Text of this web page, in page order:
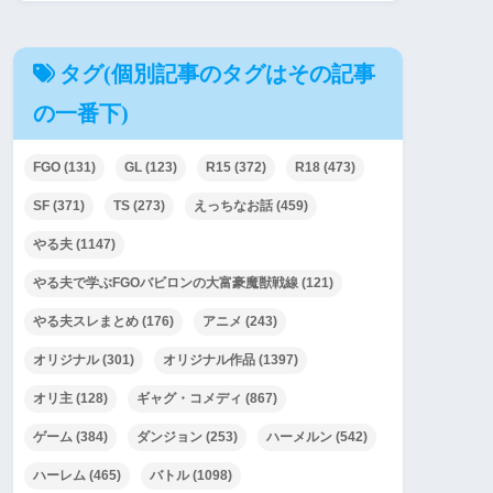
タグ(個別記事のタグはその記事
の一番下)
FGO (131) GL (123) R15 (372) R18 (473)
SF (371) TS (273) えっちなお話 (459)
やる夫 (1147)
やる夫で学ぶFGOバビロンの大富豪魔獣戦線 (121)
やる夫スレまとめ (176) アニメ (243)
オリジナル(301) オリジナル作品 (1397)
オリ主 (128) ギャグ・コメディ (867)
ゲーム (384) ダンジョン (253) ハーメルン (542)
ハーレム (465) バトル(1098)